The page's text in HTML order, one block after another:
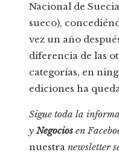
Nacional de
sueco),
vez un año
diferencia de las
categorías, en
ediciones ha
Sigue toda la
y Negocios en
nuestra newsletter